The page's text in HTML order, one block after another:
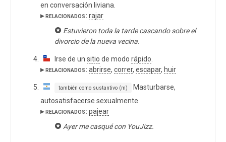
en conversación liviana.
▸ relacionados: rajar
Estuvieron toda la tarde cascando sobre el
divorcio de la nueva vecina.
Irse de un sitio de modo rápido
▸ relacionados: abrirse, correr, escapar, huir
también como sustantivo (m)
Masturbarse,
autosatisfacerse sexualmente.
▸ relacionados: pajear
Ayer me casqué con YouJizz.